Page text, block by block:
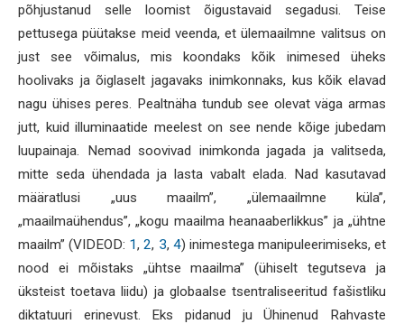
põhjustanud selle loomist õigustavaid segadusi. Teise
pettusega püütakse meid veenda, et ülemaailmne valitsus on
just see võimalus, mis koondaks kõik inimesed üheks
hoolivaks ja õiglaselt jagavaks inimkonnaks, kus kõik elavad
nagu ühises peres. Pealtnäha tundub see olevat väga armas
jutt, kuid illuminaatide meelest on see nende kõige jubedam
luupainaja. Nemad soovivad inimkonda jagada ja valitseda,
mitte seda ühendada ja lasta vabalt elada. Nad kasutavad
määratlusi „uus maailm”, „ülemaailmne küla”,
„maailmaühendus”, „kogu maailma heanaaberlikkus” ja „ühtne
maailm” (VIDEOD: 1,2, 3, 4) inimestega manipuleerimiseks, et
nood ei mõistaks „ühtse maailma” (ühiselt tegutseva ja
üksteist toetava liidu) ja globaalse tsentraliseeritud fašistliku
diktatuuri erinevust. Eks pidanud ju Ühinenud Rahvaste